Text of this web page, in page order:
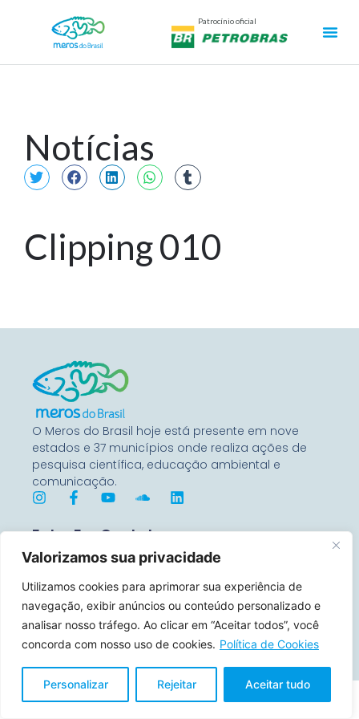
Valorizamos sua privacidade
Utilizamos cookies para aprimorar sua experiência de
navegação, exibir anúncios ou conteúdo personalizado e
analisar nosso tráfego. Ao clicar em “Aceitar todos”, você
concorda com nosso uso de cookies. Política de Cookies
Personalizar Rejeitar Aceitar tudo
Patrocínio oficial
Notícias
Clipping 010
O Meros do Brasil hoje está presente em nove
estados e 37 municípios onde realiza ações de
pesquisa científica, educação ambiental e
comunicação.
Entre Em Contato
Rua Benjamin Constant, 67
Conj 1104 – 80060-020
Curitiba, Paraná, Brasil
contato@merosdobrasil.org
(21) 99644-7157